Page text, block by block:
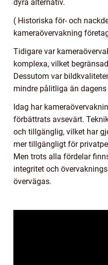
dyra alternativ.
( Historiska för- och
kameraövervakning
Tidigare var
komplexa, vilket
Dessutom var
mindre pålitliga än dagens
Idag har
förbättrats avsevärt.
och tillgänglig, vilket har
mer tillgängligt för
Men trots alla fördelar
integritet och
övervägas.